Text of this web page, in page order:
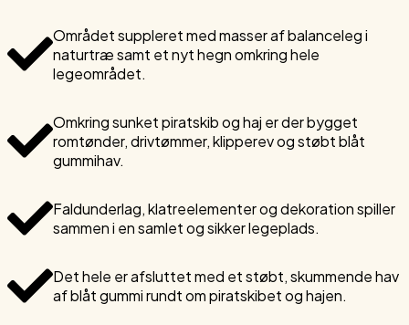
Området suppleret med masser af balanceleg i
naturtræ samt et nyt hegn omkring hele
legeområdet.
Omkring sunket piratskib og haj er der bygget
romtønder, drivtømmer, klipperev og støbt blåt
gummihav.
Faldunderlag, klatreelementer og dekoration spiller
sammen i en samlet og sikker legeplads.
Det hele er afsluttet med et støbt, skummende hav
af blåt gummi rundt om piratskibet og hajen.